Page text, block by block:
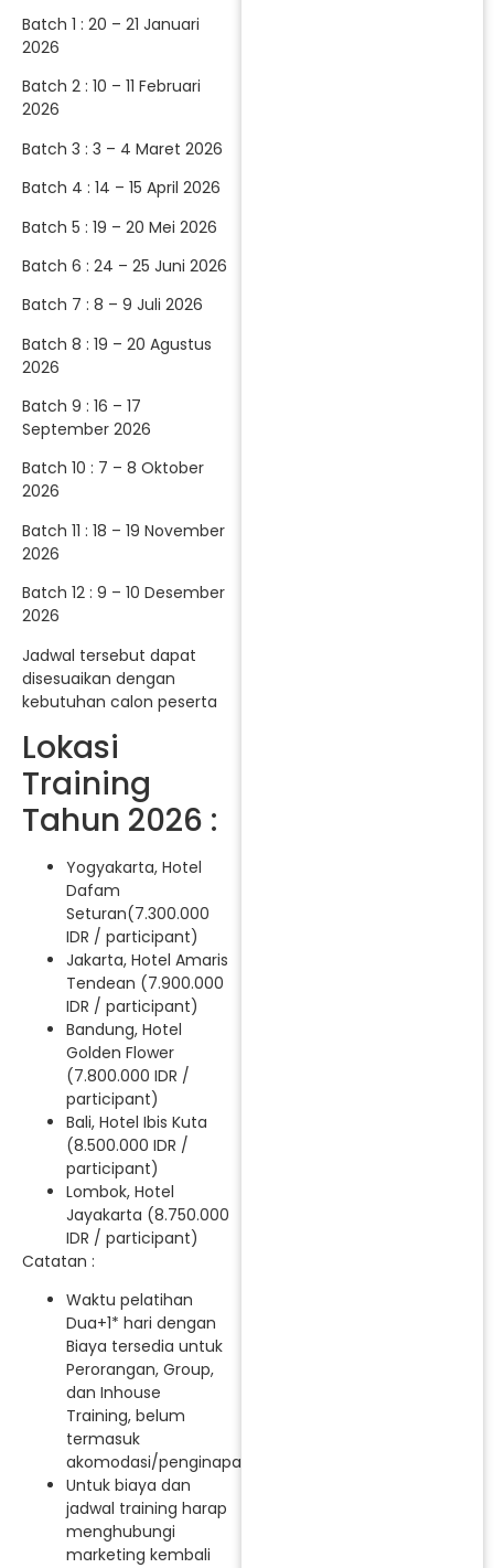
Batch 1 : 20 – 21 Januari
2026
Batch 2 : 10 – 11 Februari
2026
Batch 3 : 3 – 4 Maret 2026
Batch 4 : 14 – 15 April 2026
Batch 5 : 19 – 20 Mei 2026
Batch 6 : 24 – 25 Juni 2026
Batch 7 : 8 – 9 Juli 2026
Batch 8 : 19 – 20 Agustus
2026
Batch 9 : 16 – 17
September 2026
Batch 10 : 7 – 8 Oktober
2026
Batch 11 : 18 – 19 November
2026
Batch 12 : 9 – 10 Desember
2026
Jadwal tersebut dapat
disesuaikan dengan
kebutuhan calon peserta
Lokasi
Training
Tahun 2026 :
Yogyakarta, Hotel
Dafam
Seturan(7.300.000
IDR / participant)
Jakarta, Hotel Amaris
Tendean (7.900.000
IDR / participant)
Bandung, Hotel
Golden Flower
(7.800.000 IDR /
participant)
Bali, Hotel Ibis Kuta
(8.500.000 IDR /
participant)
Lombok, Hotel
Jayakarta (8.750.000
IDR / participant)
Catatan :
Waktu pelatihan
Dua+1* hari dengan
Biaya tersedia untuk
Perorangan, Group,
dan Inhouse
Training, belum
termasuk
akomodasi/penginapan.
Untuk biaya dan
jadwal training harap
menghubungi
marketing kembali